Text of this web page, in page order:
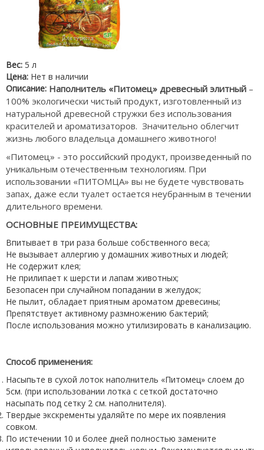
Вес: 5 л
Цена: Нет в наличии
Описание: Наполнитель «Питомец» древесный элитный –
100% экологически чистый продукт, изготовленный из
натуральной древесной стружки без использования
красителей и ароматизаторов. Значительно облегчит
жизнь любого владельца домашнего животного!
«Питомец» - это российский продукт, произведенный по
уникальным отечественным технологиям. При
использовании «ПИТОМЦА» вы не будете чувствовать
запах, даже если туалет остается неубранным в течении
длительного времени.
ОСНОВНЫЕ ПРЕИМУЩЕСТВА:
Впитывает в три раза больше собственного веса;
Не вызывает аллергию у домашних животных и людей;
Не содержит клея;
Не прилипает к шерсти и лапам животных;
Безопасен при случайном попадании в желудок;
Не пылит, обладает приятным ароматом древесины;
Препятствует активному размножению бактерий;
После использования можно утилизировать в канализацию.
Способ применения:
Насыпьте в сухой лоток наполнитель «Питомец» слоем до
5см. (при использовании лотка с сеткой достаточно
насыпать под сетку 2 см. наполнителя).
Твердые экскременты удаляйте по мере их появления
совком.
По истечении 10 и более дней полностью замените